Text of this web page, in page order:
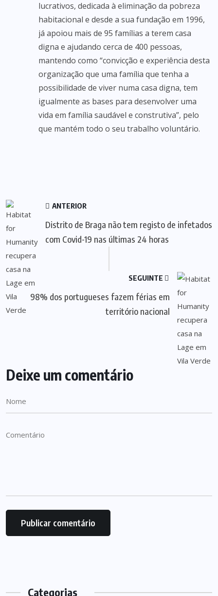
lucrativos, dedicada à eliminação da pobreza
habitacional e desde a sua fundação em 1996,
já apoiou mais de 95 famílias a terem casa
digna e ajudando cerca de 400 pessoas,
mantendo como “convicção e experiência desta
organização que uma família que tenha a
possibilidade de viver numa casa digna, tem
igualmente as bases para desenvolver uma
vida em família saudável e construtiva”, pelo
que mantém todo o seu trabalho voluntário.
ANTERIOR
Distrito de Braga não tem registo de infetados
com Covid-19 nas últimas 24 horas
SEGUINTE
98% dos portugueses fazem férias em
território nacional
Deixe um comentário
Categorias